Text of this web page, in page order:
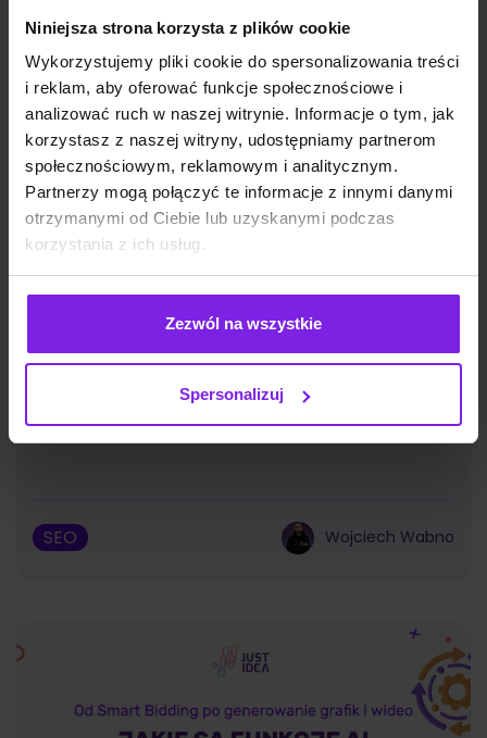
Niniejsza strona korzysta z plików cookie
Wykorzystujemy pliki cookie do spersonalizowania treści
i reklam, aby oferować funkcje społecznościowe i
analizować ruch w naszej witrynie. Informacje o tym, jak
korzystasz z naszej witryny, udostępniamy partnerom
społecznościowym, reklamowym i analitycznym.
Partnerzy mogą połączyć te informacje z innymi danymi
otrzymanymi od Ciebie lub uzyskanymi podczas
korzystania z ich usług.
Zezwól na wszystkie
Spersonalizuj
SEO Wojciech Wabno